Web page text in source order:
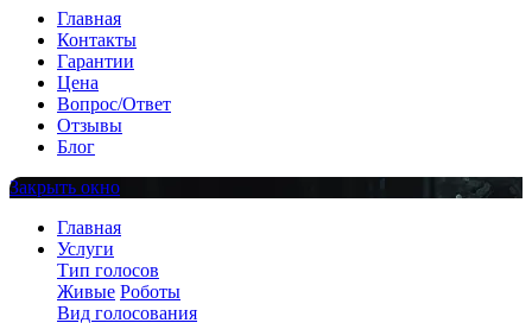
Главная
Контакты
Гарантии
Цена
Вопрос/Ответ
Отзывы
Блог
Закрыть окно
Главная
Услуги
Тип голосов
Живые Роботы
Вид голосования